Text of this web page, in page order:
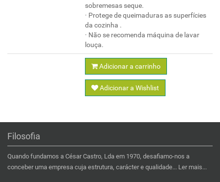
sobremesas seque.
· Protege de queimaduras as superfícies
da cozinha .
· Não se recomenda máquina de lavar
louça.
Adicionar a carrinho
Adicionar a Wishlist
Filosofia
Quando fundamos a César Castro, Lda em 1970, desafiamo-nos a
conceber uma empresa cuja estrutura, carácter e qualidade... Ler mais...